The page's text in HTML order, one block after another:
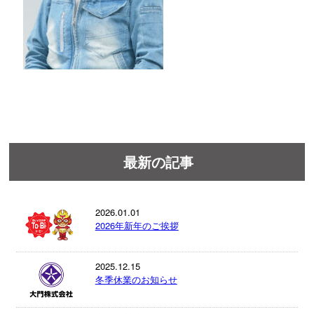
最新の記事
2026.01.01
2026年新年のご挨拶
2025.12.15
冬季休業のお知らせ